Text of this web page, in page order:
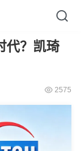
代？凯琦
2575